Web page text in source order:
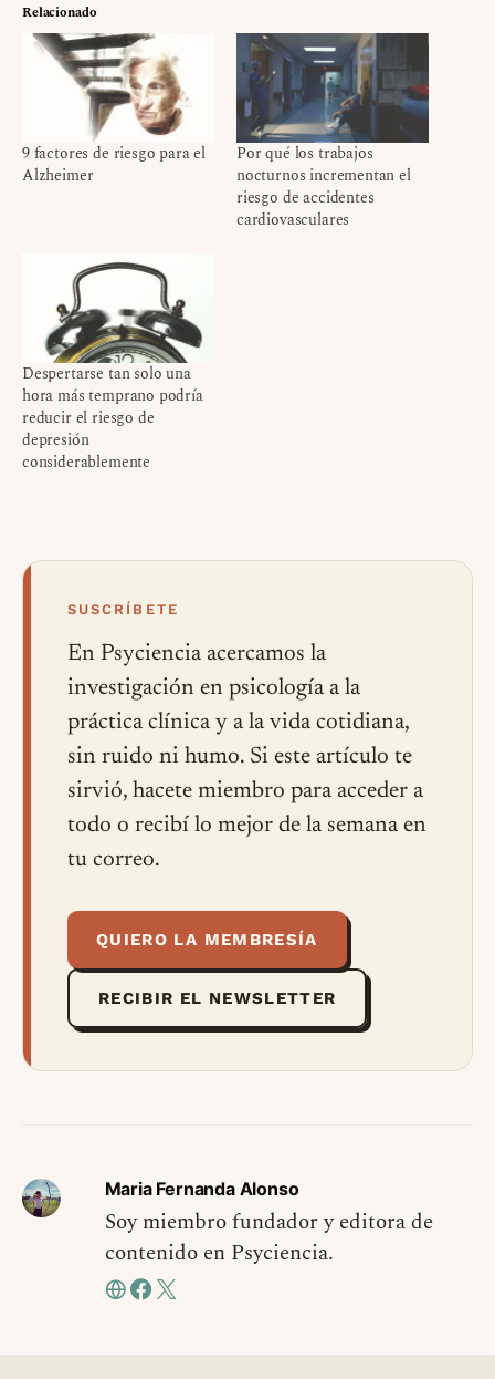
Relacionado
9 factores de riesgo para el
Alzheimer
Por qué los trabajos
nocturnos incrementan el
riesgo de accidentes
cardiovasculares
Despertarse tan solo una
hora más temprano podría
reducir el riesgo de
depresión
considerablemente
SUSCRÍBETE
En Psyciencia acercamos la
investigación en psicología a la
práctica clínica y a la vida cotidiana,
sin ruido ni humo. Si este artículo te
sirvió, hacete miembro para acceder a
todo o recibí lo mejor de la semana en
tu correo.
QUIERO LA MEMBRESÍA
RECIBIR EL NEWSLETTER
Maria Fernanda Alonso
Soy miembro fundador y editora de
contenido en Psyciencia.